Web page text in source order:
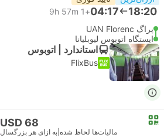
18:20
04:17
+1
9h 57m
پراگ UAN Florenc
ایستگاه اتوبوس لیوبلیانا
استاندارد | اتوبوس
FlixBus
USD 68
مالیات‌ها لحاظ شده به ازای هر بزرگسال